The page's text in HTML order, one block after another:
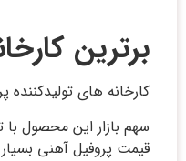
برترین
کارخانه ‌های
سهم بازار این محصول
قیمت پروفیل آهنی